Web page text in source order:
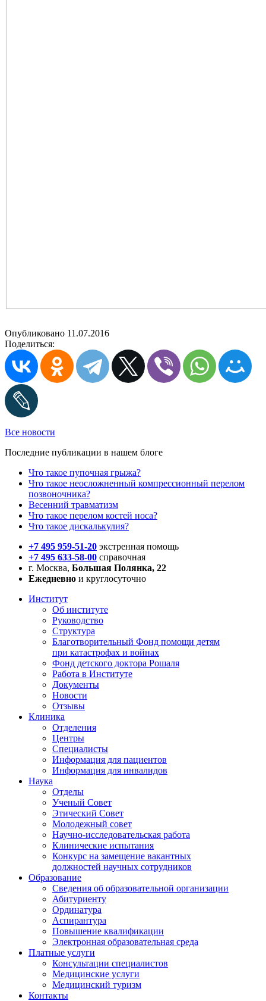
Опубликовано 11.07.2016
Поделиться:
Все новости
Последние публикации в нашем блоге
Что такое пупочная грыжа?
Что такое неосложненный компрессионный перелом
позвоночника?
Весенний травматизм
Что такое перелом костей носа?
Что такое дискалькулия?
+7 495 959-51-20 экстренная помощь
+7 495 633-58-00 справочная
г. Москва, Большая Полянка, 22
Ежедневно и круглосуточно
Институт
Об институте
Руководство
Структура
Благотворительный Фонд помощи детям
при катастрофах и войнах
Фонд детского доктора Рошаля
Работа в Институте
Документы
Новости
Отзывы
Клиника
Отделения
Центры
Специалисты
Информация для пациентов
Информация для инвалидов
Наука
Отделы
Ученый Совет
Этический Совет
Молодежный совет
Научно-исследовательская работа
Клинические испытания
Конкурс на замещение вакантных
должностей научных сотрудников
Образование
Сведения об образовательной организации
Абитуриенту
Ординатура
Аспирантура
Повышение квалификации
Электронная образовательная среда
Платные услуги
Консультации специалистов
Медицинские услуги
Медицинский туризм
Контакты